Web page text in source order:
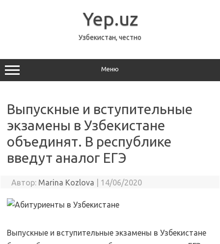
Yep.uz
Узбекистан, честно
Меню
Выпускные и вступительные
экзамены в Узбекистане
объединят. В республике
введут аналог ЕГЭ
Автор: Marina Kozlova 14/06/2020
Выпускные и вступительные экзамены в Узбекистане